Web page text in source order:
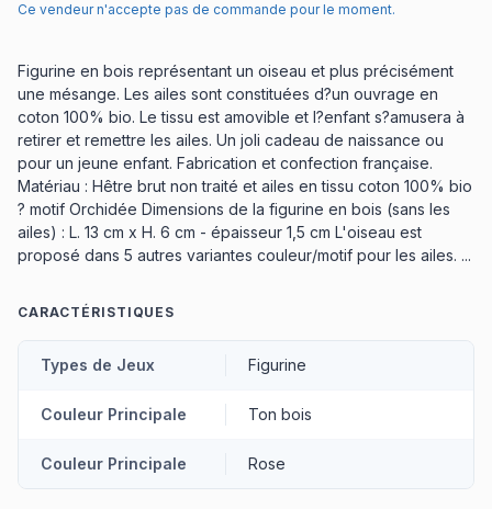
Ce vendeur n'accepte pas de commande pour le moment.
Figurine en bois représentant un oiseau et plus précisément
une mésange. Les ailes sont constituées d?un ouvrage en
coton 100% bio. Le tissu est amovible et l?enfant s?amusera à
retirer et remettre les ailes. Un joli cadeau de naissance ou
pour un jeune enfant. Fabrication et confection française.
Matériau : Hêtre brut non traité et ailes en tissu coton 100% bio
? motif Orchidée Dimensions de la figurine en bois (sans les
ailes) : L. 13 cm x H. 6 cm - épaisseur 1,5 cm L'oiseau est
proposé dans 5 autres variantes couleur/motif pour les ailes. ...
CARACTÉRISTIQUES
Types de Jeux Figurine
Couleur Principale Ton bois
Couleur Principale Rose